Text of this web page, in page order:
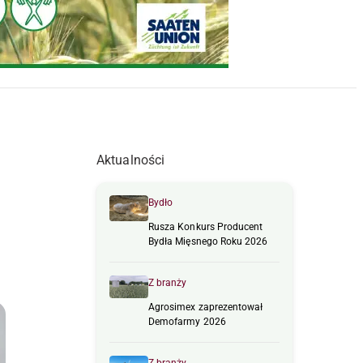
Aktualności
Bydło
Rusza Konkurs Producent
Bydła Mięsnego Roku 2026
Z branży
Agrosimex zaprezentował
Demofarmy 2026